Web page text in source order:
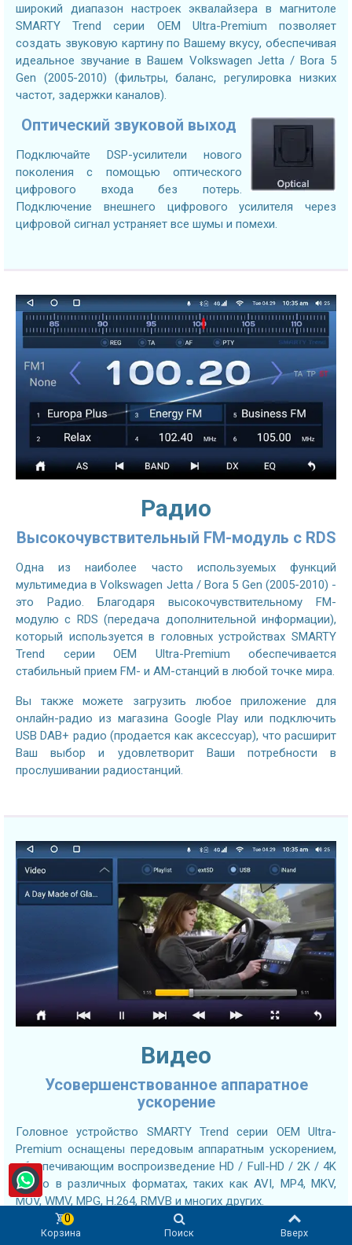
широкий диапазон настроек эквалайзера в магнитоле
SMARTY Trend серии OEM Ultra-Premium позволяет
создать звуковую картину по Вашему вкусу, обеспечивая
идеальное звучание в Вашем Volkswagen Jetta / Bora 5
Gen (2005-2010) (фильтры, баланс, регулировка низких
частот, задержки каналов).
Оптический звуковой выход
Подключайте DSP-усилители нового
поколения с помощью оптического
цифрового входа без потерь.
Подключение внешнего цифрового усилителя через
цифровой сигнал устраняет все шумы и помехи.
Радио
Высокочувствительный FM-модуль с RDS
Одна из наиболее часто используемых функций
мультимедиа в Volkswagen Jetta / Bora 5 Gen (2005-2010) -
это Радио. Благодаря высокочувствительному FM-
модулю с RDS (передача дополнительной информации),
который используется в головных устройствах SMARTY
Trend серии OEM Ultra-Premium обеспечивается
стабильный прием FM- и AM-станций в любой точке мира.
Вы также можете загрузить любое приложение для
онлайн-радио из магазина Google Play или подключить
USB DAB+ радио (продается как аксессуар), что расширит
Ваш выбор и удовлетворит Ваши потребности в
прослушивании радиостанций.
Видео
Усовершенствованное аппаратное
ускорение
Головное устройство SMARTY Trend серии OEM Ultra-
Premium оснащены передовым аппаратным ускорением,
обеспечивающим воспроизведение HD / Full-HD / 2K / 4K
видео в различных форматах, таких как AVI, MP4, MKV,
MOV, WMV, MPG, H.264, RMVB и многих других.
Кроме того, Вы можете установить приложение YouTube
Корзина
0
Поиск Вверх